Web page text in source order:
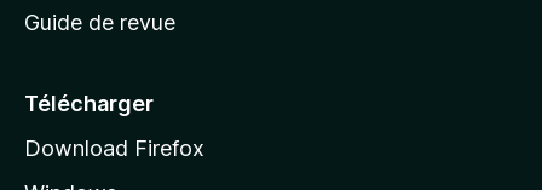
c
e
l
Guide de revue
Télécharger
Download Firefox